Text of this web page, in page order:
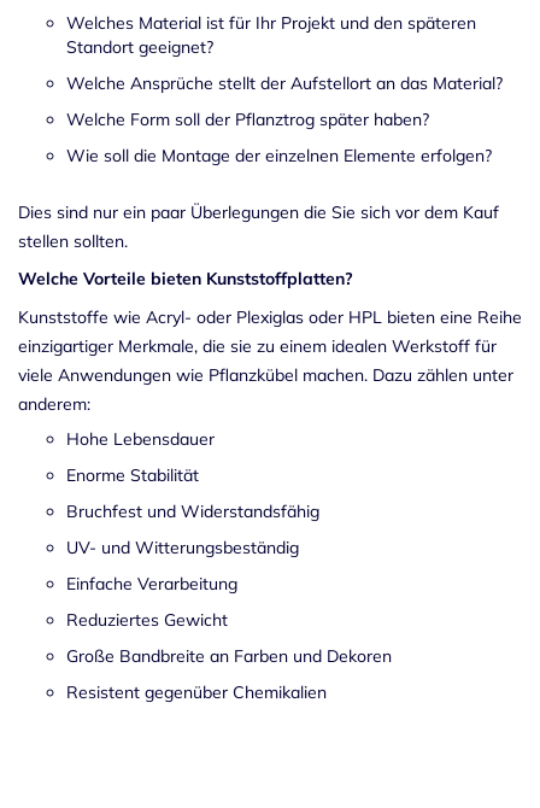
Welches Material ist für Ihr Projekt und den späteren
Standort geeignet?
Welche Ansprüche stellt der Aufstellort an das Material?
Welche Form soll der Pflanztrog später haben?
Wie soll die Montage der einzelnen Elemente erfolgen?
Dies sind nur ein paar Überlegungen die Sie sich vor dem Kauf
stellen sollten.
Welche Vorteile bieten Kunststoffplatten?
Kunststoffe wie Acryl- oder Plexiglas oder HPL bieten eine Reihe
einzigartiger Merkmale, die sie zu einem idealen Werkstoff für
viele Anwendungen wie Pflanzkübel machen. Dazu zählen unter
anderem:
Hohe Lebensdauer
Enorme Stabilität
Bruchfest und Widerstandsfähig
UV- und Witterungsbeständig
Einfache Verarbeitung
Reduziertes Gewicht
Große Bandbreite an Farben und Dekoren
Resistent gegenüber Chemikalien